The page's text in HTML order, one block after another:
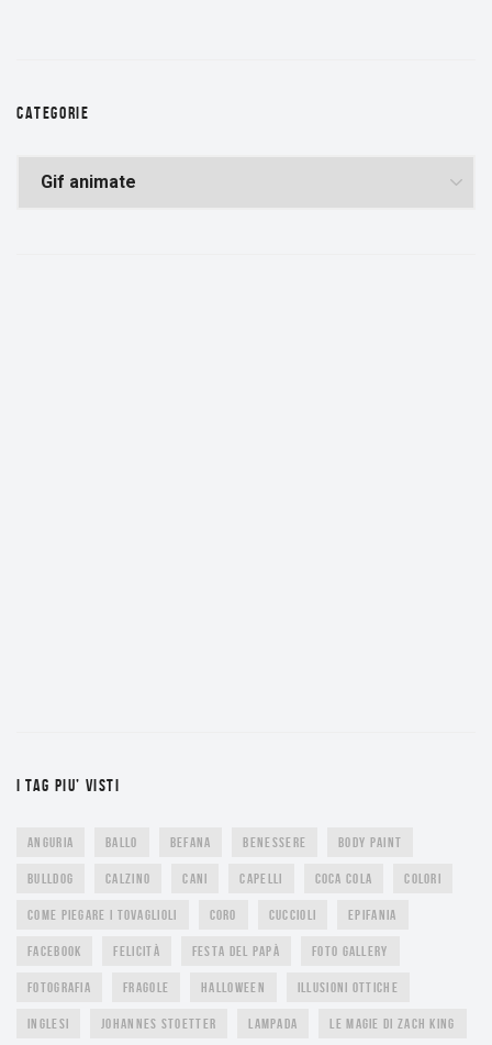
CATEGORIE
I TAG PIU’ VISTI
ANGURIA BALLO BEFANA BENESSERE BODY PAINT
BULLDOG CALZINO CANI CAPELLI COCA COLA COLORI
COME PIEGARE I TOVAGLIOLI CORO CUCCIOLI EPIFANIA
FACEBOOK FELICITÀ FESTA DEL PAPÀ FOTO GALLERY
FOTOGRAFIA FRAGOLE HALLOWEEN ILLUSIONI OTTICHE
INGLESI JOHANNES STOETTER LAMPADA LE MAGIE DI ZACH KING